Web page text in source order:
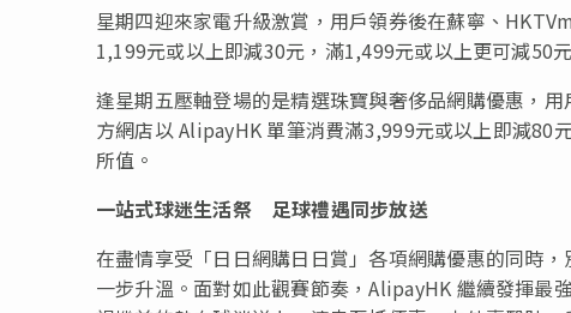
星期四迎來家電升級激賞，用戶領券後在蘇寧、
1,199元或以上即減30元，滿1,499元或以上更可減50
逢星期五壓軸登場的是精選珠寶與奢侈品網購優惠，
方網店以 AlipayHK 單筆消費滿3,999元或以上即減80
所值。
一站式球迷生活祭
足球禮遇同步放送
在盡情享受「日日網購日日賞」各項網購優惠的同時
一步升溫。面對如此觀賽節奏，AlipayHK 繼續發揮最